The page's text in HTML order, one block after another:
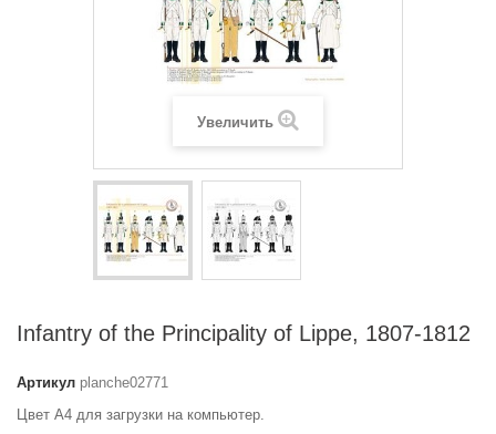
Увеличить
Infantry of the Principality of Lippe, 1807-1812
Артикул planche02771
Цвет A4 для загрузки на компьютер.